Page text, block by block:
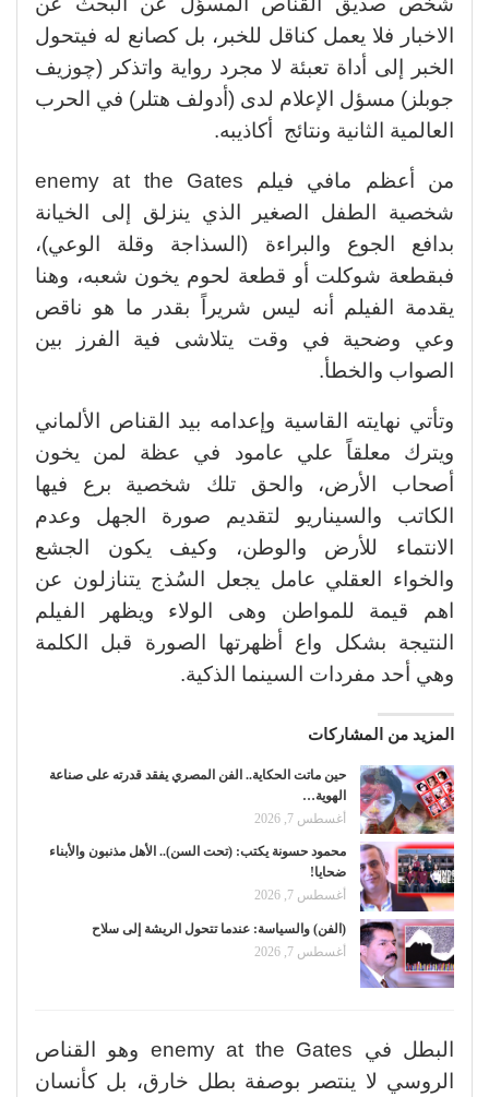
الاخبار فلا يعمل كناقل للخبر، بل كصانع له فيتحول
الخبر إلى أداة تعبئة لا مجرد رواية واتذكر (چوزيف
جوبلز) مسؤل الإعلام لدى (أدولف هتلر) في الحرب
العالمية الثانية ونتائج أكاذيبه.
من أعظم مافي فيلم enemy at the Gates
شخصية الطفل الصغير الذي ينزلق إلى الخيانة
بدافع الجوع والبراءة (السذاجة وقلة الوعي)،
فبقطعة شوكلت أو قطعة لحوم يخون شعبه، وهنا
يقدمة الفيلم أنه ليس شريراً بقدر ما هو ناقص
وعي وضحية في وقت يتلاشى فية الفرز بين
الصواب والخطأ.
وتأتي نهايته القاسية وإعدامه بيد القناص الألماني
ويترك معلقاً علي عامود في عظة لمن يخون
أصحاب الأرض، والحق تلك شخصية برع فيها
الكاتب والسيناريو لتقديم صورة الجهل وعدم
الانتماء للأرض والوطن، وكيف يكون الجشع
والخواء العقلي عامل يجعل السُذج يتنازلون عن
اهم قيمة للمواطن وهى الولاء ويظهر الفيلم
النتيجة بشكل واع أظهرتها الصورة قبل الكلمة
وهي أحد مفردات السينما الذكية.
المزيد من المشاركات
حين ماتت الحكاية.. الفن المصري يفقد قدرته على صناعة
الهوية…
أغسطس 7, 2026
محمود حسونة يكتب: (تحت السن).. الأهل مذنبون والأبناء
ضحايا!
أغسطس 7, 2026
(الفن) والسياسة: عندما تتحول الريشة إلى سلاح
أغسطس 7, 2026
البطل في enemy at the Gates وهو القناص
الروسي لا ينتصر بوصفة بطل خارق، بل كأنسان